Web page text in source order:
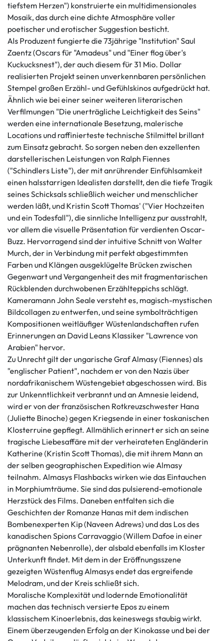
tiefstem Herzen") konstruierte ein multidimensionales
Mosaik, das durch eine dichte Atmosphäre voller
poetischer und erotischer Suggestion besticht.
Als Produzent fungierte die 73jährige "Institution" Saul
Zaentz (Oscars für "Amadeus" und "Einer flog über's
Kuckucksnest"), der auch diesem für 31 Mio. Dollar
realisierten Projekt seinen unverkennbaren persönlichen
Stempel großen Erzähl- und Gefühlskinos aufgedrückt hat.
Ähnlich wie bei einer seiner weiteren literarischen
Verfilmungen "Die unerträgliche Leichtigkeit des Seins"
werden eine internationale Besetzung, malerische
Locations und raffinierteste technische Stilmittel brillant
zum Einsatz gebracht. So sorgen neben den exzellenten
darstellerischen Leistungen von Ralph Fiennes
("Schindlers Liste"), der mit anrührender Einfühlsamkeit
einen halsstarrigen Idealisten darstellt, den die tiefe Tragik
seines Schicksals schließlich weicher und menschlicher
werden läßt, und Kristin Scott Thomas' ("Vier Hochzeiten
und ein Todesfall"), die sinnliche Intelligenz pur ausstrahlt,
vor allem die visuelle Präsentation für verdienten Oscar-
Buzz. Hervorragend sind der intuitive Schnitt von Walter
Murch, der in Verbindung mit perfekt abgestimmten
Farben und Klängen ausgeklügelte Brücken zwischen
Gegenwart und Vergangenheit des mit fragmentarischen
Rückblenden durchwobenen Erzählteppichs schlägt.
Kameramann John Seale versteht es, magisch-mystischen
Bildcollagen zu entwerfen, und seine symbolträchtigen
Kompositionen weitläufiger Wüstenlandschaften rufen
Erinnerungen an David Leans Klassiker "Lawrence von
Arabien" hervor.
Zu Unrecht gilt der ungarische Graf Almasy (Fiennes) als
"englischer Patient", nachdem er von den Nazis über
nordafrikanischem Wüstengebiet abgeschossen wird. Bis
zur Unkenntlichkeit verbrannt und an Amnesie leidend,
wird er von der französischen Rotkreuzschwester Hana
(Juliette Binoche) gegen Kriegsende in einer toskanischen
Klosterruine gepflegt. Allmählich erinnert er sich an seine
tragische Liebesaffäre mit der verheirateten Engländerin
Katherine (Kristin Scott Thomas), die mit ihrem Mann an
der selben geographischen Expedition wie Almasy
teilnahm. Almasys Flashbacks wirken wie das Eintauchen
in Morphiumträume. Sie sind das pulsierend-emotionale
Herzstück des Films. Daneben entfalten sich die
Geschichten der Romanze Hanas mit dem indischen
Bombenexperten Kip (Naveen Adrews) und das Los des
kanadischen Spions Carravaggio (Willem Dafoe in einer
prägnanten Nebenrolle), der alsbald ebenfalls im Kloster
Unterkunft findet. Mit dem in der Eröffnungsszene
gezeigten Wüstenflug Almasys endet das ergreifende
Melodram, und der Kreis schließt sich.
Moralische Komplexität und lodernde Emotionalität
machen das technisch versierte Epos zu einem
klassischem Kinoerlebnis, das keineswegs staubig wirkt.
Einem überzeugenden Erfolg an der Kinokasse und bei der